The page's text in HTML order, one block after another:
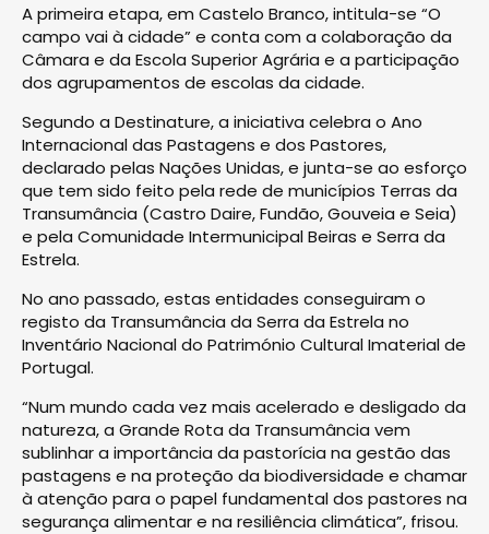
A primeira etapa, em Castelo Branco, intitula-se “O
campo vai à cidade” e conta com a colaboração da
Câmara e da Escola Superior Agrária e a participação
dos agrupamentos de escolas da cidade.
Segundo a Destinature, a iniciativa celebra o Ano
Internacional das Pastagens e dos Pastores,
declarado pelas Nações Unidas, e junta-se ao esforço
que tem sido feito pela rede de municípios Terras da
Transumância (Castro Daire, Fundão, Gouveia e Seia)
e pela Comunidade Intermunicipal Beiras e Serra da
Estrela.
No ano passado, estas entidades conseguiram o
registo da Transumância da Serra da Estrela no
Inventário Nacional do Património Cultural Imaterial de
Portugal.
“Num mundo cada vez mais acelerado e desligado da
natureza, a Grande Rota da Transumância vem
sublinhar a importância da pastorícia na gestão das
pastagens e na proteção da biodiversidade e chamar
à atenção para o papel fundamental dos pastores na
segurança alimentar e na resiliência climática”, frisou.